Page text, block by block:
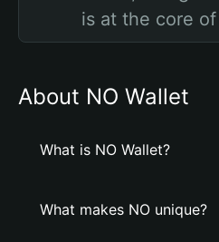
is at the core
About NO Wallet
What is NO Wallet?
What makes NO unique?